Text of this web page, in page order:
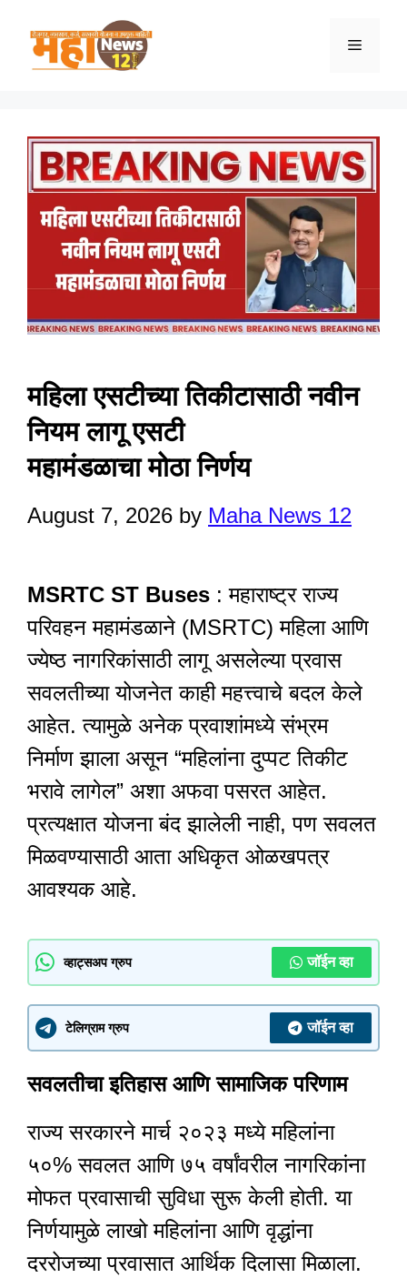
Menu
महिला एसटीच्या तिकीटासाठी नवीन
नियम लागू एसटी
महामंडळाचा मोठा निर्णय
August 7, 2026 by Maha News 12
MSRTC ST Buses : महाराष्ट्र राज्य
परिवहन महामंडळाने (MSRTC) महिला आणि
ज्येष्ठ नागरिकांसाठी लागू असलेल्या प्रवास
सवलतीच्या योजनेत काही महत्त्वाचे बदल केले
आहेत. त्यामुळे अनेक प्रवाशांमध्ये संभ्रम
निर्माण झाला असून “महिलांना दुप्पट तिकीट
भरावे लागेल” अशा अफवा पसरत आहेत.
प्रत्यक्षात योजना बंद झालेली नाही, पण सवलत
मिळवण्यासाठी आता अधिकृत ओळखपत्र
आवश्यक आहे.
व्हाट्सअप ग्रुप जॉईन व्हा
टेलिग्राम ग्रुप जॉईन व्हा
सवलतीचा इतिहास आणि सामाजिक परिणाम
राज्य सरकारने मार्च २०२३ मध्ये महिलांना
५०% सवलत आणि ७५ वर्षांवरील नागरिकांना
मोफत प्रवासाची सुविधा सुरू केली होती. या
निर्णयामुळे लाखो महिलांना आणि वृद्धांना
दररोजच्या प्रवासात आर्थिक दिलासा मिळाला.